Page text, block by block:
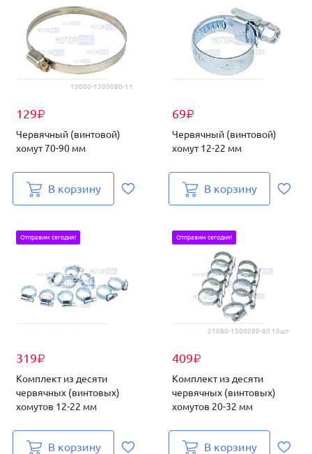
10000-1300080-11
129₽
Червячный (винтовой)
хомут 70-90 мм
В корзину
69₽
Червячный (винтовой)
хомут 12-22 мм
В корзину
319₽
Отправим сегодня!
Комплект из десяти
червячных (винтовых)
хомутов 12-22 мм
В корзину
21080-1300080-60 10шт
409₽
Отправим сегодня!
Комплект из десяти
червячных (винтовых)
хомутов 20-32 мм
В корзину